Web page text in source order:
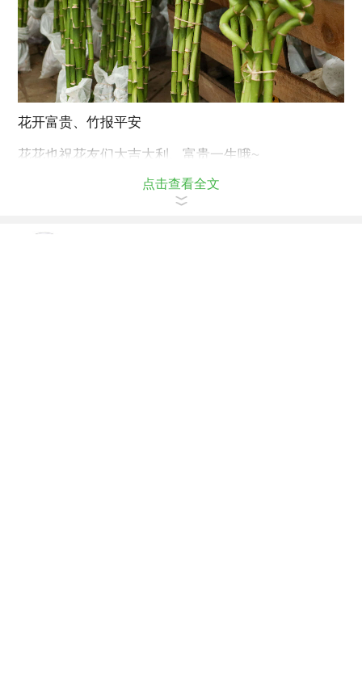
花开富贵、竹报平安
花花也祝花友们大吉大利、富贵一生哦~
点击查看全文